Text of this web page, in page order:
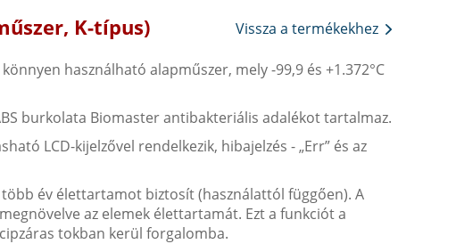
Vissza a termékekhez
K-típus)
használható alapműszer, mely -99,9 és +1.372°C
burkolata Biomaster antibakteriális adalékot tartalmaz.
LCD-kijelzővel rendelkezik, hibajelzés - „Err” és az
év élettartamot biztosít (használattól függően). A
az elemek élettartamát. Ezt a funkciót a
tokban kerül forgalomba.